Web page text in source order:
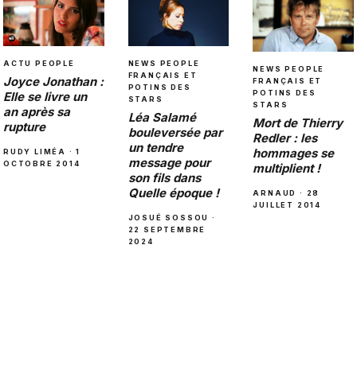
ACTU PEOPLE
Joyce Jonathan :
Elle se livre un
an après sa
rupture
RUDY LIMÉA · 1
OCTOBRE 2014
NEWS PEOPLE
FRANÇAIS ET
POTINS DES
STARS
Léa Salamé
bouleversée par
un tendre
message pour
son fils dans
Quelle époque !
JOSUÉ SOSSOU ·
22 SEPTEMBRE
2024
NEWS PEOPLE
FRANÇAIS ET
POTINS DES
STARS
Mort de Thierry
Redler : les
hommages se
multiplient !
ARNAUD · 28
JUILLET 2014